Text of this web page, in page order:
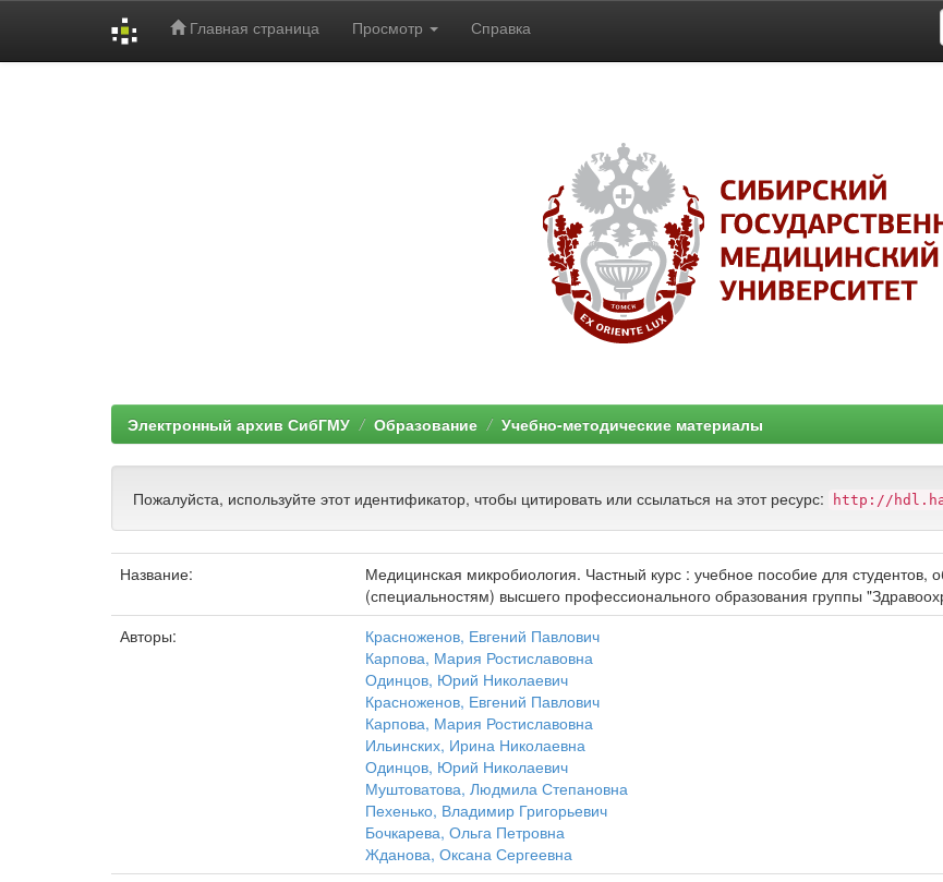
Главная страница Просмотр Справка
Электронный архив СибГМУ Образование Учебно-методические материалы
Пожалуйста, используйте этот идентификатор, чтобы цитировать или ссылаться на этот ресурс: http://
Название:
Медицинская микробиология. Частный курс : учебное пособие для студентов,
(специальностям) высшего профессионального образования группы
Авторы:
Красноженов, Евгений Павлович
Карпова, Мария Ростиславовна
Одинцов, Юрий Николаевич
Красноженов, Евгений Павлович
Карпова, Мария Ростиславовна
Ильинских, Ирина Николаевна
Одинцов, Юрий Николаевич
Муштоватова, Людмила Степановна
Пехенько, Владимир Григорьевич
Бочкарева, Ольга Петровна
Жданова, Оксана Сергеевна